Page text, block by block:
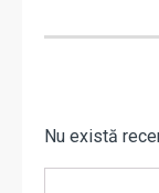
Nu există